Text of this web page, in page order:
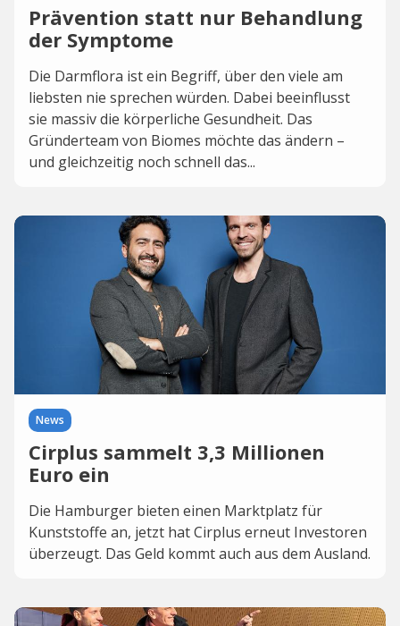
Prävention statt nur Behandlung
der Symptome
Die Darmflora ist ein Begriff, über den viele am
liebsten nie sprechen würden. Dabei beeinflusst
sie massiv die körperliche Gesundheit. Das
Gründerteam von Biomes möchte das ändern –
und gleichzeitig noch schnell das...
News
Cirplus sammelt 3,3 Millionen
Euro ein
Die Hamburger bieten einen Marktplatz für
Kunststoffe an, jetzt hat Cirplus erneut Investoren
überzeugt. Das Geld kommt auch aus dem Ausland.